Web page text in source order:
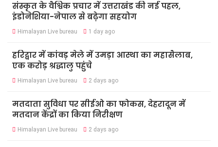
संस्कृत के वैश्विक प्रचार में उत्तराखंड की नई पहल,
इंडोनेशिया-नेपाल से बढ़ेगा सहयोग
Himalayan Live bureau 1 day ago
हरिद्वार में कांवड़ मेले में उमड़ा आस्था का महासैलाब,
एक करोड़ श्रद्धालु पहुंचे
Himalayan Live bureau 2 days ago
मतदाता सुविधा पर सीईओ का फोकस, देहरादून में
मतदान केंद्रों का किया निरीक्षण
Himalayan Live bureau 2 days ago